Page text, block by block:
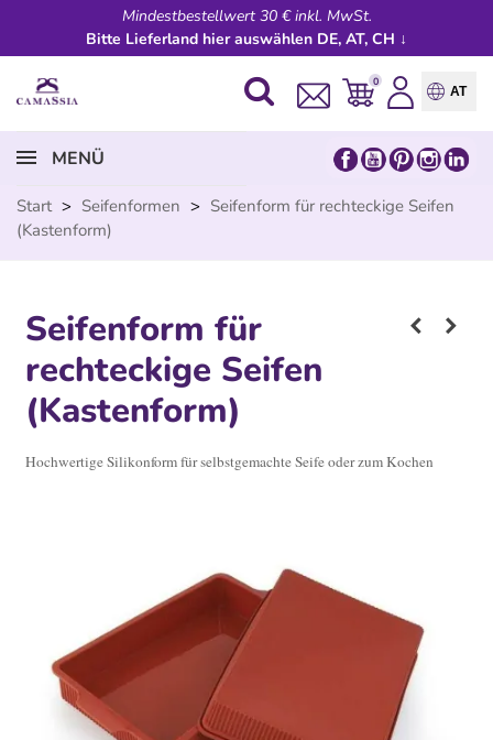
Mindestbestellwert 30 € inkl. MwSt.
Bitte Lieferland hier auswählen DE, AT, CH ↓
0
AT
MENÜ
Start > Seifenformen > Seifenform für rechteckige Seifen
(Kastenform)
Seifenform für
rechteckige Seifen
(Kastenform)
Hochwertige Silikonform für selbstgemachte Seife oder zum Kochen